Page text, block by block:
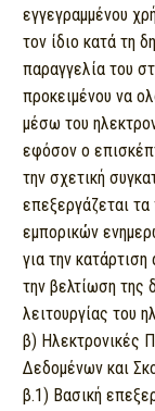
εγγεγραμμένου
τον ίδιο κατά τη
παραγγελία του
προκειμένου να
μέσω του
εφόσον ο
την σχετική
επεξεργάζεται
εμπορικών
για την
την βελτίωση της
λειτουργίας του
β) Ηλεκτρονικές
Δεδομένων και
β.1) Βασική